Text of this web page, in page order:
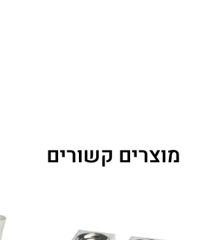
מוצרים קשורים